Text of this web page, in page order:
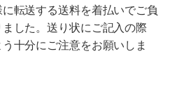
転送する送料を着払いでご負
した。送り状にご記入の際
十分にご注意をお願いしま